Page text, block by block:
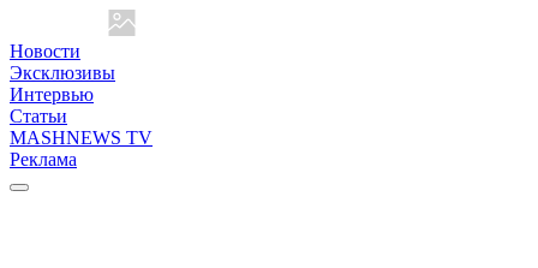
Новости
Эксклюзивы
Интервью
Статьи
MASHNEWS TV
Реклама